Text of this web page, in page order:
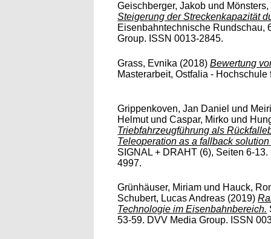
Geischberger, Jakob und
Steigerung der Streckenkapazität
Eisenbahntechnische Rundschau,
Group. ISSN 0013-2845.
Grass, Evnika (2018)Bewertung
Masterarbeit, Ostfalia -
Grippenkoven, Jan Daniel und
HelmutundCaspar, Mirko und
Triebfahrzeugführung als
Teleoperation as a fallback
SIGNAL + DRAHT (6), Seiten 6-
4997.
Grünhäuser, Miriam und Hauck,
Schubert, Lucas Andreas (2019)
Technologie im Eisenbahnbereich.
53-59. DVV Media Group. ISSN